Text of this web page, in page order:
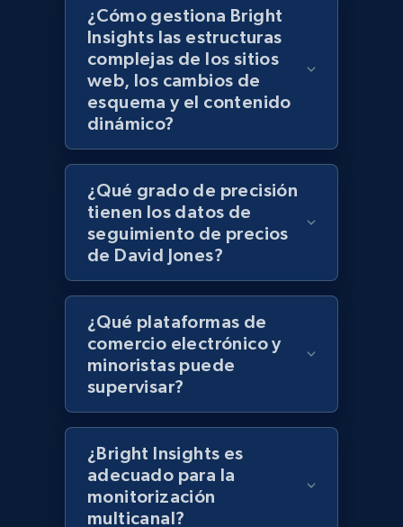
price, Currency, Stock, and more.
992+ 165+ Comenzar ahora
Lazada - Products - Discover products by
keyword
URL, Title, Rating, Reviews, Initial price, Final
price, Currency, Stock, and more.
992+ 165+ Comenzar ahora
Lazada - Products - Discover products by
category URL or brand URL
URL, Title, Rating, Reviews, Initial price, Final
price, Currency, Stock, and more.
992+ 165+ Comenzar ahora
¿Cómo gestiona Bright
Insights las estructuras
complejas de los sitios
web, los cambios de
esquema y el contenido
dinámico?
¿Qué grado de precisión
tienen los datos de
seguimiento de precios
de David Jones?
¿Qué plataformas de
comercio electrónico y
minoristas puede
supervisar?
¿Bright Insights es
adecuado para la
monitorización
multicanal?